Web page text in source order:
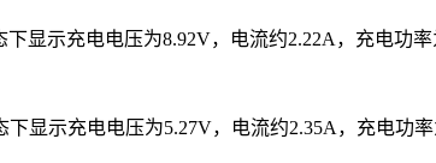
显示充电电压为8.92V，电流约2.22A，充电功率
显示充电电压为5.27V，电流约2.35A，充电功率